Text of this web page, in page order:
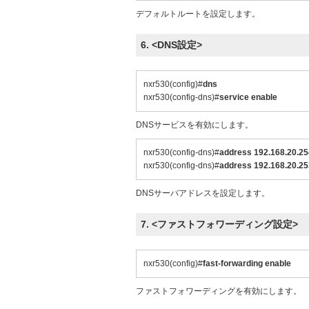
デフォルトルートを設定します。
6. <DNS設定>
nxr530(config)#dns
nxr530(config-dns)#service enable
DNSサービスを有効にします。
nxr530(config-dns)#address
nxr530(config-dns)#address
DNSサーバアドレスを設定します。
7. <ファストフォワーディング設定>
nxr530(config)#fast-forwarding enable
ファストフォワーディングを有効にします。